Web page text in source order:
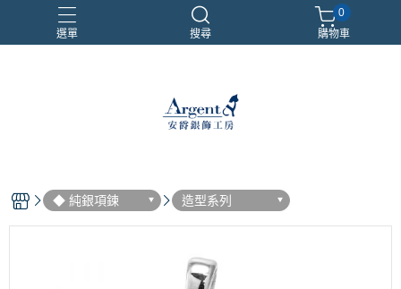
選單 搜尋
扁鍊 照片項鍊
0
購物車
◆ 純銀項鍊 造型系列